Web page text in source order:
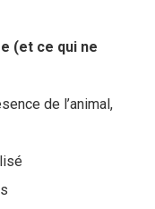
(et ce qui ne
de l’animal,